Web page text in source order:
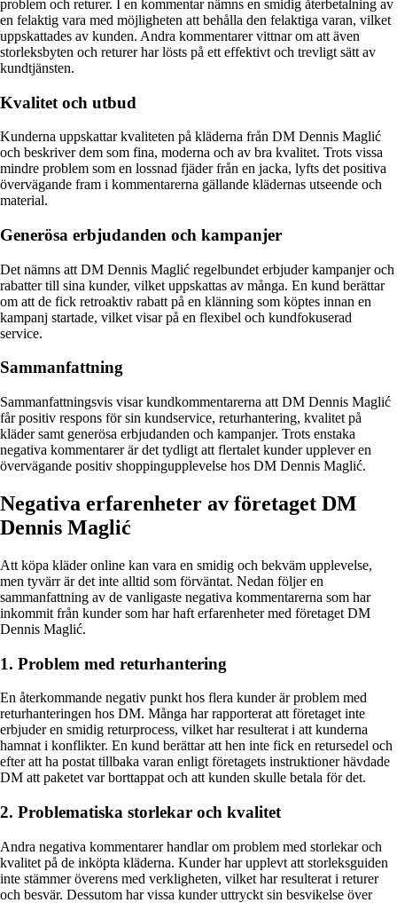
problem och returer. I en kommentar nämns en smidig återbetalning av
en felaktig vara med möjligheten att behålla den felaktiga varan, vilket
uppskattades av kunden. Andra kommentarer vittnar om att även
storleksbyten och returer har lösts på ett effektivt och trevligt sätt av
kundtjänsten.
Kvalitet och utbud
Kunderna uppskattar kvaliteten på kläderna från DM Dennis Maglić
och beskriver dem som fina, moderna och av bra kvalitet. Trots vissa
mindre problem som en lossnad fjäder från en jacka, lyfts det positiva
övervägande fram i kommentarerna gällande klädernas utseende och
material.
Generösa erbjudanden och kampanjer
Det nämns att DM Dennis Maglić regelbundet erbjuder kampanjer och
rabatter till sina kunder, vilket uppskattas av många. En kund berättar
om att de fick retroaktiv rabatt på en klänning som köptes innan en
kampanj startade, vilket visar på en flexibel och kundfokuserad
service.
Sammanfattning
Sammanfattningsvis visar kundkommentarerna att DM Dennis Maglić
får positiv respons för sin kundservice, returhantering, kvalitet på
kläder samt generösa erbjudanden och kampanjer. Trots enstaka
negativa kommentarer är det tydligt att flertalet kunder upplever en
övervägande positiv shoppingupplevelse hos DM Dennis Maglić.
Negativa erfarenheter av företaget DM
Dennis Maglić
Att köpa kläder online kan vara en smidig och bekväm upplevelse,
men tyvärr är det inte alltid som förväntat. Nedan följer en
sammanfattning av de vanligaste negativa kommentarerna som har
inkommit från kunder som har haft erfarenheter med företaget DM
Dennis Maglić.
1. Problem med returhantering
En återkommande negativ punkt hos flera kunder är problem med
returhanteringen hos DM. Många har rapporterat att företaget inte
erbjuder en smidig returprocess, vilket har resulterat i att kunderna
hamnat i konflikter. En kund berättar att hen inte fick en retursedel och
efter att ha postat tillbaka varan enligt företagets instruktioner hävdade
DM att paketet var borttappat och att kunden skulle betala för det.
2. Problematiska storlekar och kvalitet
Andra negativa kommentarer handlar om problem med storlekar och
kvalitet på de inköpta kläderna. Kunder har upplevt att storleksguiden
inte stämmer överens med verkligheten, vilket har resulterat i returer
och besvär. Dessutom har vissa kunder uttryckt sin besvikelse över